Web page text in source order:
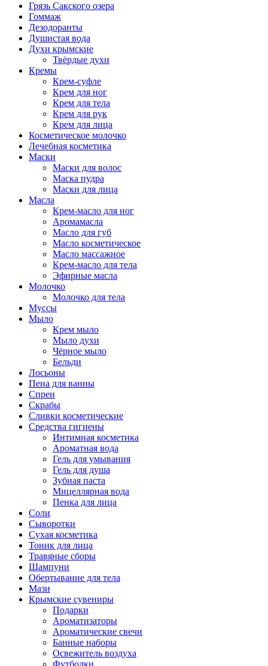
Грязь Сакского озера
Гоммаж
Дезодоранты
Душистая вода
Духи крымские
Твёрдые духи
Кремы
Крем-суфле
Крем для ног
Крем для тела
Крем для рук
Крем для лица
Косметическое молочко
Лечебная косметика
Маски
Маски для волос
Маска пудра
Маски для лица
Масла
Крем-масло для ног
Аромамасла
Масло для губ
Масло косметическое
Масло массажное
Крем-масло для тела
Эфирные масла
Молочко
Молочко для тела
Муссы
Мыло
Крем мыло
Мыло духи
Чёрное мыло
Бельди
Лосьоны
Пена для ванны
Спреи
Скрабы
Сливки косметические
Средства гигиены
Интимная косметика
Ароматная вода
Гель для умывания
Гель для душа
Зубная паста
Мицеллярная вода
Пенка для лица
Соли
Сыворотки
Сухая косметика
Тоник для лица
Травяные сборы
Шампуни
Обертывание для тела
Мази
Крымские сувениры
Подарки
Ароматизаторы
Ароматические свечи
Банные наборы
Освежитель воздуха